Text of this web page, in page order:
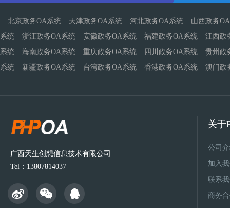
北京政务OA系统 天津政务OA系统 河北政务OA系统
山西政务
系统
浙江政务OA系统 安徽政务OA系统 福建政务OA系统
江西政
系统
海南政务OA系统 重庆政务OA系统 四川政务OA系统
贵州政
系统
新疆政务OA系统 台湾政务OA系统 香港政务OA系统 澳门政
广西天生创想信息技术有限公司
Tel：13807814037
关于
公司
加入
联系
商务